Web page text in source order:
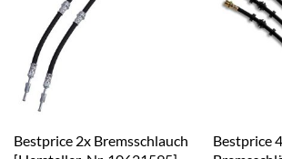
Bestprice 2x Bremsschlauch
Bestprice